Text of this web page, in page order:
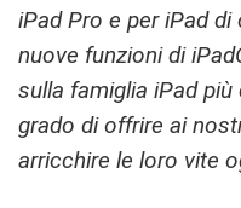
iPad Pro e per iPad
nuove funzioni di
sulla famiglia iPad
grado di offrire ai
arricchire le loro vite